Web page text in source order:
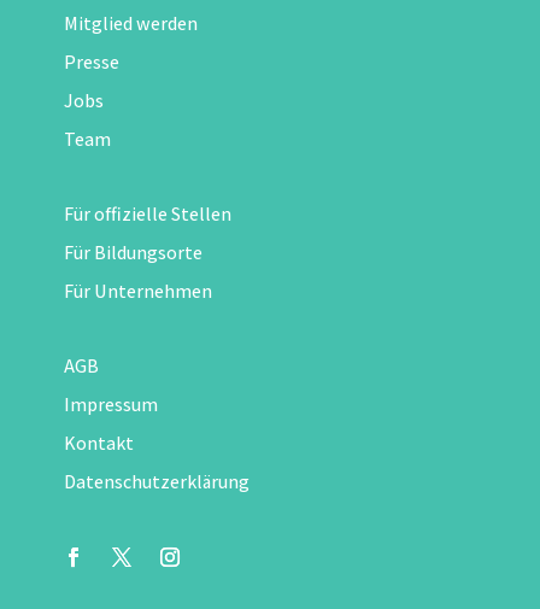
Mitglied werden
Presse
Jobs
Team
Für offizielle Stellen
Für Bildungsorte
Für Unternehmen
AGB
Impressum
Kontakt
Datenschutzerklärung